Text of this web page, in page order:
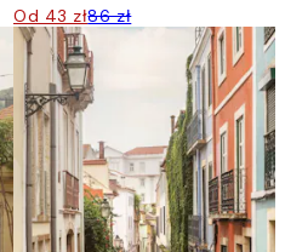
Od 43 zł86 zł